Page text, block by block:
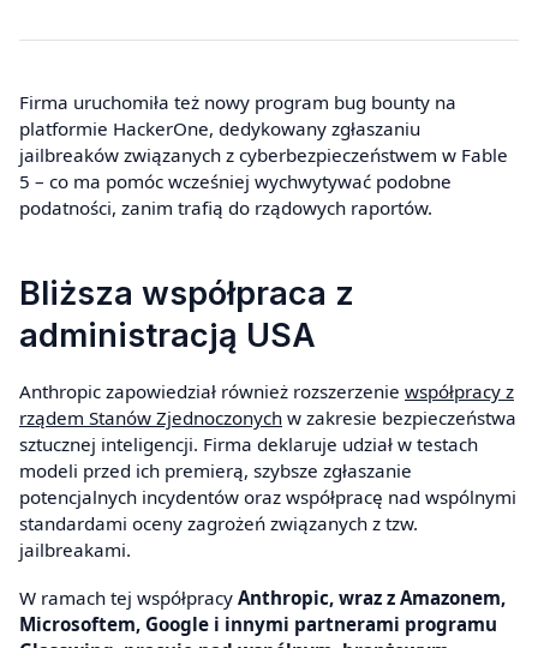
Firma uruchomiła też nowy program bug bounty na
platformie HackerOne, dedykowany zgłaszaniu
jailbreaków związanych z cyberbezpieczeństwem w Fable
5 – co ma pomóc wcześniej wychwytywać podobne
podatności, zanim trafią do rządowych raportów.
Bliższa współpraca z
administracją USA
Anthropic zapowiedział również rozszerzenie współpracy z
rządem Stanów Zjednoczonych w zakresie bezpieczeństwa
sztucznej inteligencji. Firma deklaruje udział w testach
modeli przed ich premierą, szybsze zgłaszanie
potencjalnych incydentów oraz współpracę nad wspólnymi
standardami oceny zagrożeń związanych z tzw.
jailbreakami.
W ramach tej współpracy Anthropic, wraz z Amazonem,
Microsoftem, Google i innymi partnerami programu